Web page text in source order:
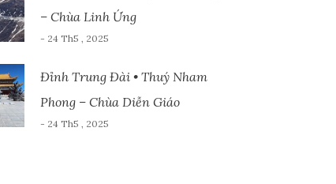
– Chùa Linh Ứng
- 24 Th5 , 2025
Đỉnh Trung Đài • Thuý Nham
Phong – Chùa Diễn Giáo
- 24 Th5 , 2025